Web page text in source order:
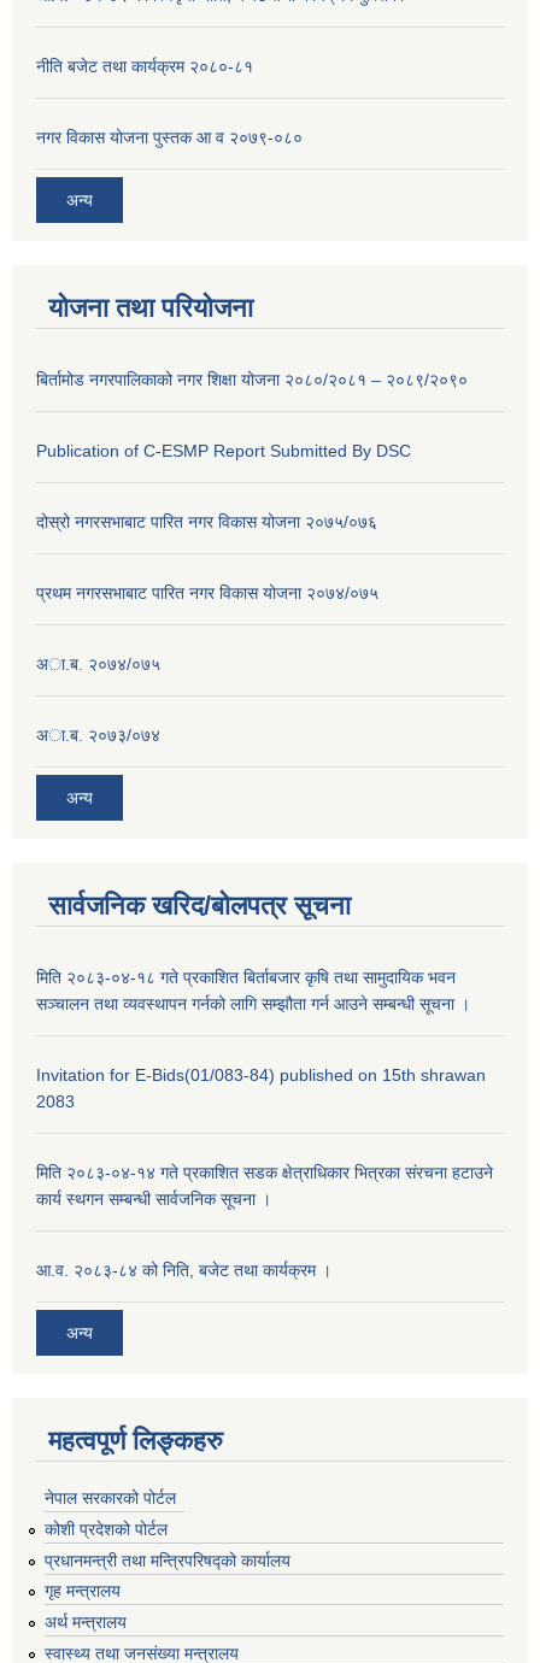
नीति बजेट तथा कार्यक्रम २०८०-८१
नगर विकास योजना पुस्तक आ व २०७९-०८०
अन्य
योजना तथा परियोजना
बिर्तामोड नगरपालिकाको नगर शिक्षा योजना २०८०/२०८१ – २०८९/२०९०
Publication of C-ESMP Report Submitted By DSC
दोस्रो नगरसभाबाट पारित नगर विकास योजना २०७५/०७६
प्रथम नगरसभाबाट पारित नगर विकास योजना २०७४/०७५
अा.ब. २०७४/०७५
अा.ब. २०७३/०७४
अन्य
सार्वजनिक खरिद/बोलपत्र सूचना
मिति २०८३-०४-१८ गते प्रकाशित बिर्ताबजार कृषि तथा सामुदायिक भवन
सञ्चालन तथा व्यवस्थापन गर्नको लागि सम्झौता गर्न आउने सम्बन्धी सूचना ।
Invitation for E-Bids(01/083-84) published on 15th shrawan
2083
मिति २०८३-०४-१४ गते प्रकाशित सडक क्षेत्राधिकार भित्रका संरचना हटाउने
कार्य स्थगन सम्बन्धी सार्वजनिक सूचना ।
आ.व. २०८३-८४ को निति, बजेट तथा कार्यक्रम ।
अन्य
महत्वपूर्ण लिङ्कहरु
नेपाल सरकारको पोर्टल
कोशी प्रदेशको पोर्टल
प्रधानमन्‍त्री तथा मन्‍त्रिपरिषद्को कार्यालय
गृह मन्‍त्रालय
अर्थ मन्त्रालय
स्वास्थ्य तथा जनसंख्या मन्त्रालय